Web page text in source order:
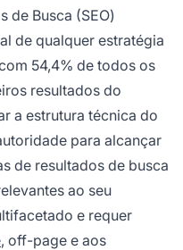
de Busca (SEO)
de qualquer estratégia
54,4% de todos os
resultados do
a estrutura técnica do
para alcançar
de resultados de busca
ao seu
e requer
, off-page e aos